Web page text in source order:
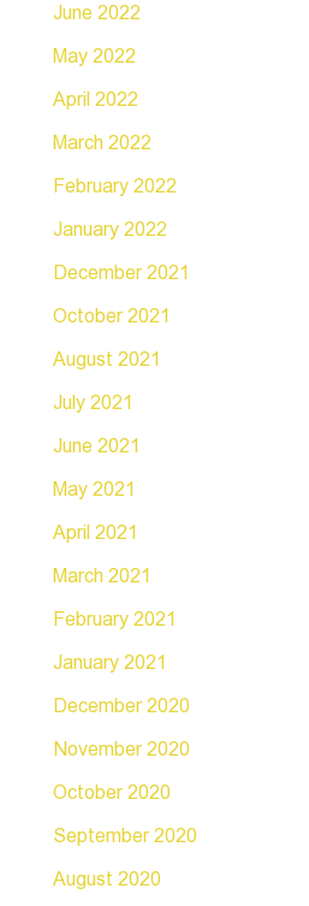
June 2022
May 2022
April 2022
March 2022
February 2022
January 2022
December 2021
October 2021
August 2021
July 2021
June 2021
May 2021
April 2021
March 2021
February 2021
January 2021
December 2020
November 2020
October 2020
September 2020
August 2020